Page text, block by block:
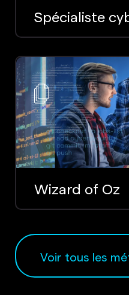
Spécialiste
Wizard of Oz
Voir tous les